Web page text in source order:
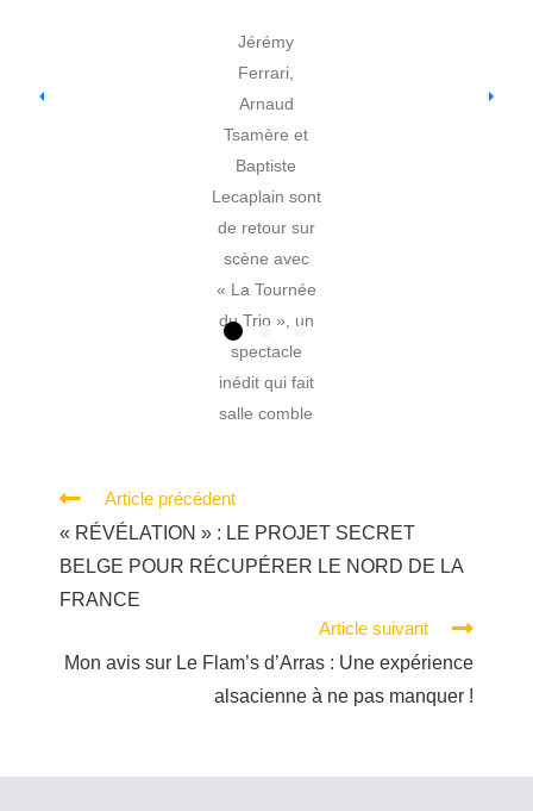
Jérémy
Ferrari,
Arnaud
Tsamère et
Baptiste
Lecaplain sont
de retour sur
scène avec
« La Tournée
du Trio », un
spectacle
inédit qui fait
salle comble
humour noir,
absurdité et
improvisation,
incontournabl
e pour les…
Article précédent
« RÉVÉLATION » : LE PROJET SECRET
BELGE POUR RÉCUPÉRER LE NORD DE LA
FRANCE
Article suivant
Mon avis sur Le Flam’s d’Arras : Une expérience
alsacienne à ne pas manquer !